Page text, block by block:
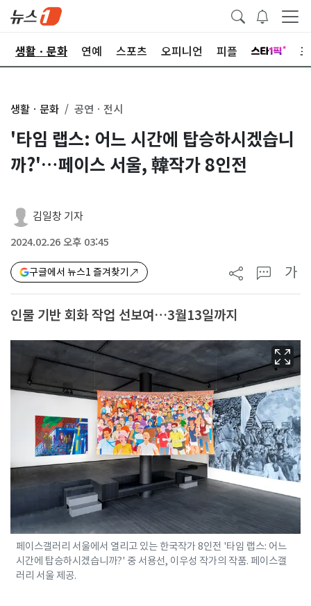
생활ㆍ문화 연예 스포츠 오피니언 피플
생활ㆍ문화 공연ㆍ전시
'타임 랩스: 어느 시간에 탑승하시겠습니
까?'…페이스 서울, 韓작가 8인전
김일창 기자
2024.02.26 오후 03:45
구글에서 뉴스1 즐겨찾기 가
인물 기반 회화 작업 선보여…3월13일까지
페이스갤러리 서울에서 열리고 있는 한국작가 8인전 '타임 랩스: 어느
시간에 탑승하시겠습니까?' 중 서용선, 이우성 작가의 작품. 페이스갤
러리 서울 제공.